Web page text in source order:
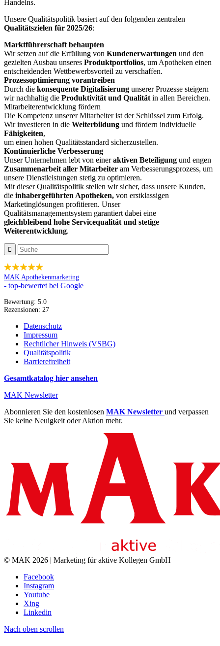
Handelns.
Unsere Qualitätspolitik basiert auf den folgenden zentralen
Qualitätszielen für 2025/26:
Marktführerschaft behaupten
Wir setzen auf die Erfüllung von Kundenerwartungen und den
gezielten Ausbau unseres Produktportfolios, um Apotheken einen
entscheidenden Wettbewerbsvorteil zu verschaffen.
Prozessoptimierung vorantreiben
Durch die konsequente Digitalisierung unserer Prozesse steigern
wir nachhaltig die Produktivität und Qualität in allen Bereichen.
Mitarbeiterentwicklung fördern
Die Kompetenz unserer Mitarbeiter ist der Schlüssel zum Erfolg.
Wir investieren in die Weiterbildung und fördern individuelle
Fähigkeiten,
um einen hohen Qualitätsstandard sicherzustellen.
Kontinuierliche Verbesserung
Unser Unternehmen lebt von eineraktiven Beteiligung und engen
Zusammenarbeit aller Mitarbeiter am Verbesserungsprozess, um
unsere Dienstleistungen stetig zu optimieren.
Mit dieser Qualitätspolitik stellen wir sicher, dass unsere Kunden,
die inhabergeführten Apotheken, von erstklassigen
Marketinglösungen profitieren. Unser
Qualitätsmanagementsystem garantiert dabei eine
gleichbleibend hohe Servicequalität und stetige
Weiterentwicklung.
MAK Apothekenmarketing
- top-bewertet bei Google
Bewertung: 5.0
Rezensionen: 27
Datenschutz
Impressum
Rechtlicher Hinweis (VSBG)
Qualitätspolitik
Barrierefreiheit
Gesamtkatalog hier ansehen
MAK Newsletter
Abonnieren Sie den kostenlosen MAK Newsletter und verpassen
Sie keine Neuigkeit oder Aktion mehr.
© MAK 2026 | Marketing für aktive Kollegen GmbH
Facebook
Instagram
Youtube
Xing
Linkedin
Nach oben scrollen